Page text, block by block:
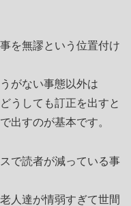
を無謬という位置付け
がない事態以外は
うしても訂正を出すと
出すのが基本です。
で読者が減っている事
人達が情弱すぎて世間